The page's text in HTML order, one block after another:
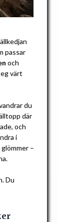
passar
och
värt
du
där
och
i
–
Du